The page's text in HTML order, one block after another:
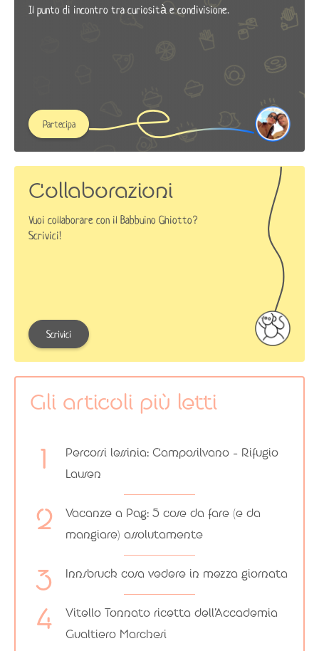
Il punto di incontro tra curiosità e condivisione.
Partecipa
Collaborazioni
Vuoi collaborare con il Babbuino Ghiotto?
Scrivici!
Scrivici
Gli articoli più letti
Percorsi lessinia: Camposilvano – Rifugio
Lausen
Vacanze a Pag: 5 cose da fare (e da
mangiare) assolutamente
Innsbruck cosa vedere in mezza giornata
Vitello Tonnato ricetta dell’Accademia
Gualtiero Marchesi